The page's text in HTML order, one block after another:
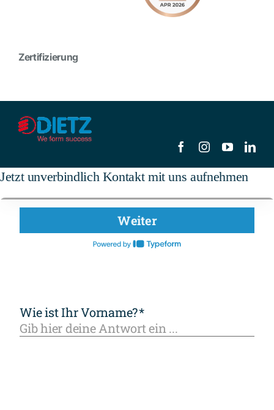
Zertifizierung
Jetzt unverbindlich Kontakt mit uns aufnehmen